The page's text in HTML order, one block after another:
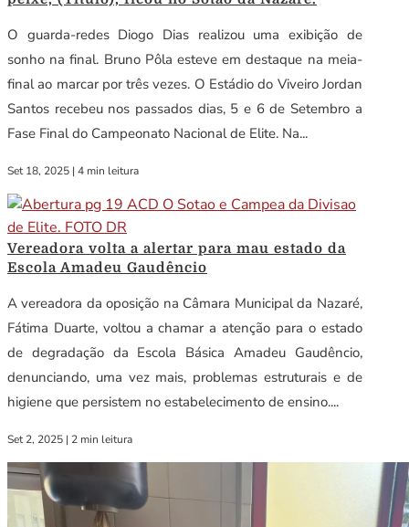
O guarda-redes Diogo Dias realizou uma exibição de
sonho na final. Bruno Pôla esteve em destaque na meia-
final ao marcar por três vezes. O Estádio do Viveiro Jordan
Santos recebeu nos passados dias, 5 e 6 de Setembro a
Fase Final do Campeonato Nacional de Elite. Na...
Set 18, 2025 | 4 min leitura
Vereadora volta a alertar para mau estado da
Escola Amadeu Gaudêncio
A vereadora da oposição na Câmara Municipal da Nazaré,
Fátima Duarte, voltou a chamar a atenção para o estado
de degradação da Escola Básica Amadeu Gaudêncio,
denunciando, uma vez mais, problemas estruturais e de
higiene que persistem no estabelecimento de ensino....
Set 2, 2025 | 2 min leitura